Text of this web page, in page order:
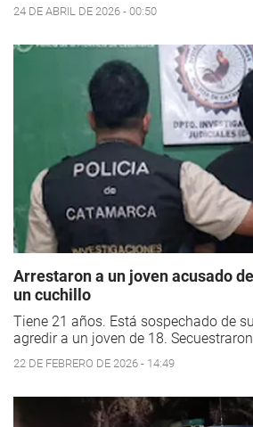
24 DE ABRIL DE 2026 - 00:50
Arrestaron a un joven acusado
un cuchillo
Tiene 21 años. Está sospechado de
agredir a un joven de 18.
22 DE FEBRERO DE 2026 - 14:49